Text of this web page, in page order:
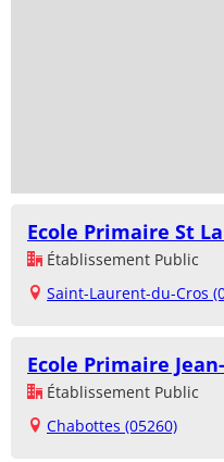
Ecole Primaire St
Établissement Public
Saint-Laurent-du-Cros
Ecole Primaire
Établissement Public
Chabottes (05260)